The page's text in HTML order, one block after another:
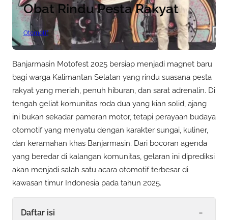
Obat Rindu Pesta Rakyat
Otomotif
Banjarmasin Motofest 2025 bersiap menjadi magnet baru
bagi warga Kalimantan Selatan yang rindu suasana pesta
rakyat yang meriah, penuh hiburan, dan sarat adrenalin. Di
tengah geliat komunitas roda dua yang kian solid, ajang
ini bukan sekadar pameran motor, tetapi perayaan budaya
otomotif yang menyatu dengan karakter sungai, kuliner,
dan keramahan khas Banjarmasin. Dari bocoran agenda
yang beredar di kalangan komunitas, gelaran ini diprediksi
akan menjadi salah satu acara otomotif terbesar di
kawasan timur Indonesia pada tahun 2025.
Daftar isi -